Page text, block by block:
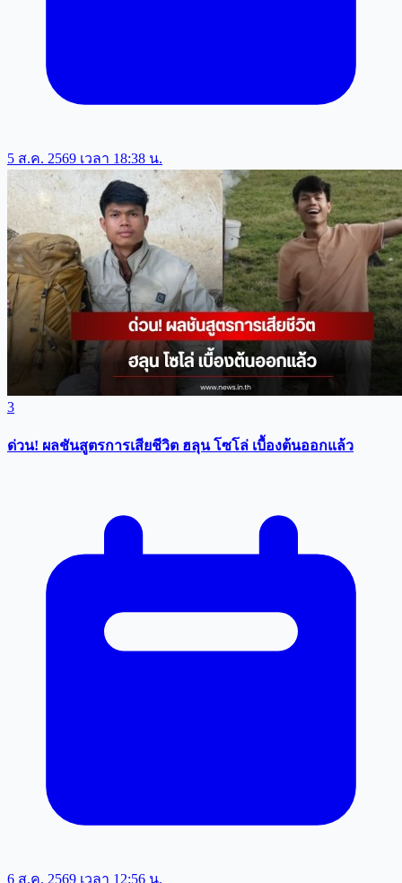
5 ส.ค. 2569 เวลา 18:38 น.
3
ด่วน! ผลชันสูตรการเสียชีวิต ฮลุน โซโล่ เบื้องต้นออกแล้ว
6 ส.ค. 2569 เวลา 12:56 น.